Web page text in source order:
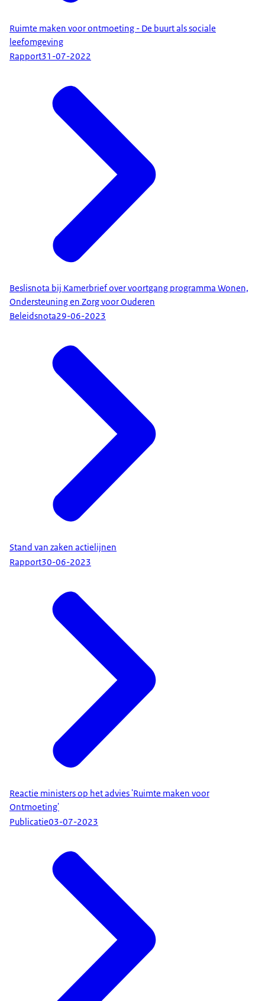
Ruimte maken voor ontmoeting - De buurt als sociale
leefomgeving
Rapport31-07-2022
Beslisnota bij Kamerbrief over voortgang programma Wonen,
Ondersteuning en Zorg voor Ouderen
Beleidsnota29-06-2023
Stand van zaken actielijnen
Rapport30-06-2023
Reactie ministers op het advies 'Ruimte maken voor
Ontmoeting'
Publicatie03-07-2023